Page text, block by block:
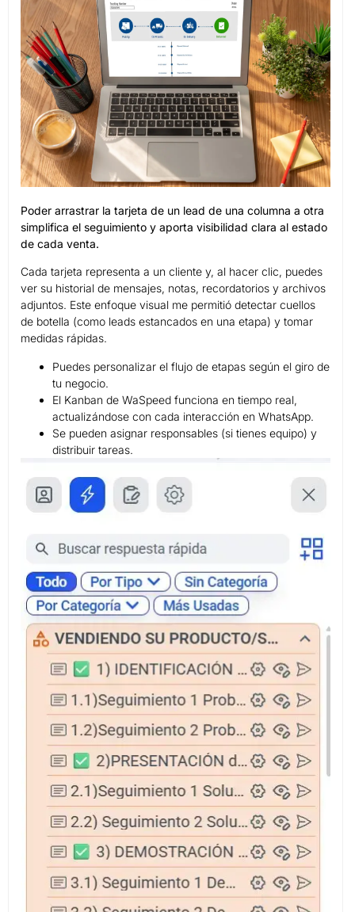
Poder arrastrar la tarjeta de un lead de una columna a otra
simplifica el seguimiento y aporta visibilidad clara al estado
de cada venta.
Cada tarjeta representa a un cliente y, al hacer clic, puedes
ver su historial de mensajes, notas, recordatorios y archivos
adjuntos. Este enfoque visual me permitió detectar cuellos
de botella (como leads estancados en una etapa) y tomar
medidas rápidas.
Puedes personalizar el flujo de etapas según el giro de
tu negocio.
El Kanban de WaSpeed funciona en tiempo real,
actualizándose con cada interacción en WhatsApp.
Se pueden asignar responsables (si tienes equipo) y
distribuir tareas.